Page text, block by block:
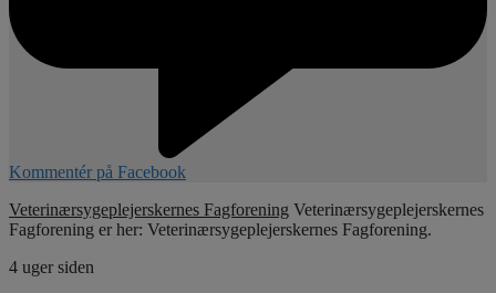
Kommentér på Facebook
Veterinærsygeplejerskernes Fagforening Veterinærsygeplejerskernes
Fagforening er her: Veterinærsygeplejerskernes Fagforening.
4 uger siden